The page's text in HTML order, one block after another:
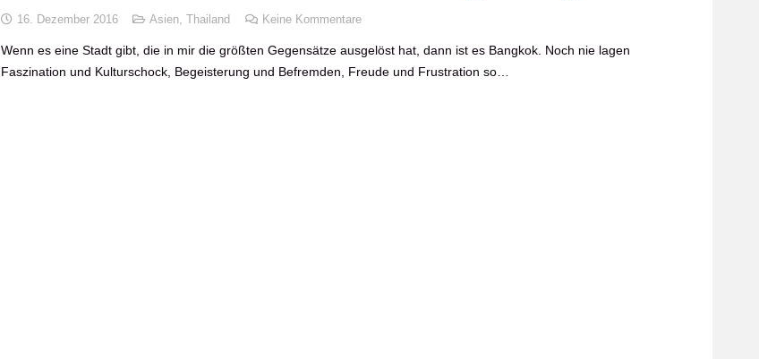
16. Dezember 2016 Asien ,Thailand Keine Kommentare
Wenn es eine Stadt gibt, die in mir die größten Gegensätze ausgelöst hat, dann ist es Bangkok. Noch nie lagen
Faszination und Kulturschock, Begeisterung und Befremden, Freude und Frustration so…